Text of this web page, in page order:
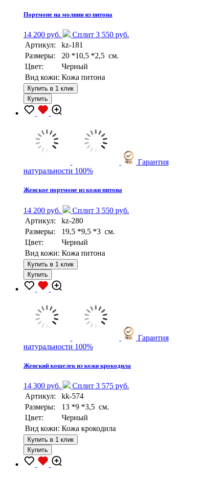
Портмоне на молнии из питона
14 200 руб.
Сплит 3 550 руб.
Артикул:
kz-181
Размеры:
20 *10,5 *2,5 см.
Цвет:
Черный
Вид кожи: Кожа питона
Купить в 1 клик
Купить
Гарантия
натуральности 100%
Женское портмоне из кожи питона
14 200 руб.
Сплит 3 550 руб.
Артикул:
kz-280
Размеры:
19,5 *9,5 *3 см.
Цвет:
Черный
Вид кожи: Кожа питона
Купить в 1 клик
Купить
Гарантия
натуральности 100%
Женский кошелек из кожи крокодила
14 300 руб.
Сплит 3 575 руб.
Артикул:
kk-574
Размеры:
13 *9 *3,5 см.
Цвет:
Черный
Вид кожи: Кожа крокодила
Купить в 1 клик
Купить